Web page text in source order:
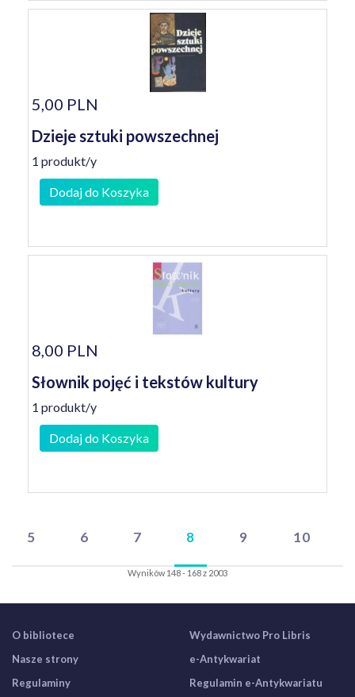
5,00 PLN
Dzieje sztuki powszechnej
1 produkt/y
Dodaj do Koszyka
8,00 PLN
Słownik pojęć i tekstów kultury
1 produkt/y
Dodaj do Koszyka
5 6 7 8 9 10
Wyników 148 - 168 z 2003
O bibliotece
Nasze strony
Regulaminy
Wydawnictwo Pro Libris
e-Antykwariat
Regulamin e-Antykwariatu